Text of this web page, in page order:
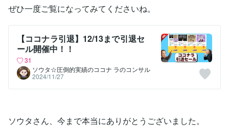
ぜひ一度ご覧になってみてくださいね。
【ココナラ引退】12/13まで引退セ
ール開催中！！
31
ソウタ☆圧倒的実績のココナ ラのコンサル
2024/11/27
ソウタさん、今まで本当にありがとうございました。